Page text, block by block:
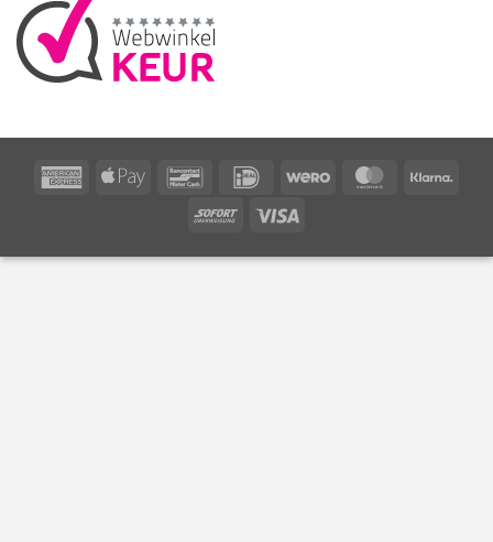
AmericanApple
BancontactIDeal Wero MasterCard
Sofort